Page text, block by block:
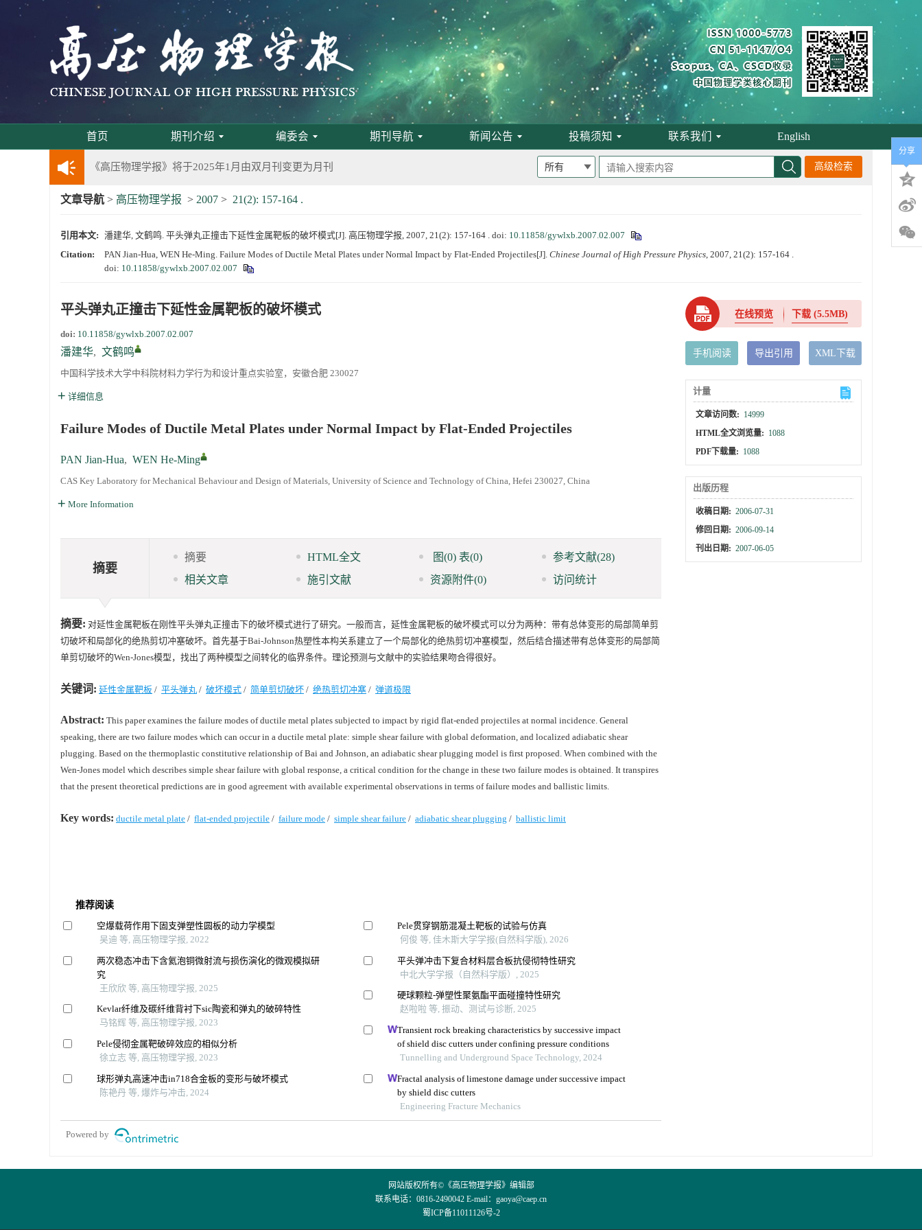
首页 期刊介绍 编委会 期刊导航 新闻公告 投稿须知 联系我们 English
《高压物理学报》第三届青年编委会招募启事
第五届高压科学卓越青年学者评选通知
2024年度《高压物理学报》优秀审稿人评选结果
2024年上海光源同步辐射大压机实验技术培训班通知
《高压物理学报》将于2025年1月由双月刊变更为月刊
动载下材料物性机器学习与高通量研究专刊征稿启事
《高压物理学报》第二届青年编委会招募启事
《高压物理学报》2023年度优秀审稿人和优秀论文评选结果
第十四届全国爆炸力学学术会议 第二轮通知
第二十一届中国高压科学学术会议第一轮通知
通知
高级检索
文章导航 > 高压物理学报 > 2007 > 21(2): 157-164 .
引用本文: 潘建华, 文鹤鸣. 平头弹丸正撞击下延性金属靶板的破坏模式[J]. 高压物理学报, 2007, 21(2): 157-164 . doi: 10.11858/gywlxb.2007.02.007
Citation:
PAN Jian-Hua, WEN He-Ming. Failure Modes of Ductile Metal Plates under Normal Impact by Flat-Ended Projectiles[J]. Chinese Journal of High Pressure Physics, 2007, 21(2): 157-164 .
doi: 10.11858/gywlxb.2007.02.007
平头弹丸正撞击下延性金属靶板的破坏模式
doi: 10.11858/gywlxb.2007.02.007
潘建华, 文鹤鸣
中国科学技术大学中科院材料力学行为和设计重点实验室，安徽合肥 230027
详细信息
Failure Modes of Ductile Metal Plates under Normal Impact by Flat-Ended Projectiles
PAN Jian-Hua, WEN He-Ming
CAS Key Laboratory for Mechanical Behaviour and Design of Materials, University of Science and Technology of China, Hefei 230027, China
More Information
摘要
摘要 HTML全文 图(0) 表(0) 参考文献(28)
相关文章
施引文献 资源附件(0) 访问统计
摘要: 对延性金属靶板在刚性平头弹丸正撞击下的破坏模式进行了研究。一般而言，延性金属靶板的破坏模式可以分为两种：带有总体变形的局部简单剪
切破坏和局部化的绝热剪切冲塞破坏。首先基于Bai-Johnson热塑性本构关系建立了一个局部化的绝热剪切冲塞模型，然后结合描述带有总体变形的局部简
单剪切破坏的Wen-Jones模型，找出了两种模型之间转化的临界条件。理论预测与文献中的实验结果吻合得很好。
关键词: 延性金属靶板 / 平头弹丸 / 破坏模式 / 简单剪切破坏 / 绝热剪切冲塞 / 弹道极限
Abstract: This paper examines the failure modes of ductile metal plates subjected to impact by rigid flat-ended projectiles at normal incidence. General
speaking, there are two failure modes which can occur in a ductile metal plate: simple shear failure with global deformation, and localized adiabatic shear
plugging. Based on the thermoplastic constitutive relationship of Bai and Johnson, an adiabatic shear plugging model is first proposed. When combined with the
Wen-Jones model which describes simple shear failure with global response, a critical condition for the change in these two failure modes is obtained. It transpires
that the present theoretical predictions are in good agreement with available experimental observations in terms of failure modes and ballistic limits.
Key words: ductile metal plate / flat-ended projectile / failure mode / simple shear failure / adiabatic shear plugging / ballistic limit
推荐阅读
空爆载荷作用下固支弹塑性圆板的动力学模型
吴迪 等, 高压物理学报, 2022
两次稳态冲击下含氦泡铜微射流与损伤演化的微观模拟研
究
王欣欣 等, 高压物理学报, 2025
Kevlar纤维及碳纤维背衬下sic陶瓷和弹丸的破碎特性
马铭辉 等, 高压物理学报, 2023
Pele侵彻金属靶破碎效应的相似分析
徐立志 等, 高压物理学报, 2023
球形弹丸高速冲击in718合金板的变形与破坏模式
陈艳丹 等, 爆炸与冲击, 2024
Pele贯穿钢筋混凝土靶板的试验与仿真
何俊 等, 佳木斯大学学报(自然科学版), 2026
平头弹冲击下复合材料层合板抗侵彻特性研究
中北大学学报（自然科学版）, 2025
硬球颗粒-弹塑性聚氨酯平面碰撞特性研究
赵啦啦 等, 振动、测试与诊断, 2025
Transient rock breaking characteristics by successive impact
of shield disc cutters under confining pressure conditions
Tunnelling and Underground Space Technology, 2024
Fractal analysis of limestone damage under successive impact
by shield disc cutters
Engineering Fracture Mechanics
Powered by
在线预览 下载(5.5MB)
手机阅读 导出引用 XML下载
计量
文章访问数: 14999
HTML全文浏览量: 1088
PDF下载量: 1088
出版历程
收稿日期: 2006-07-31
修回日期: 2006-09-14
刊出日期: 2007-06-05
分享
网站版权所有©《高压物理学报》编辑部
联系电话：0816-2490042 E-mail： gaoya@caep.cn
蜀ICP备11011126号-2